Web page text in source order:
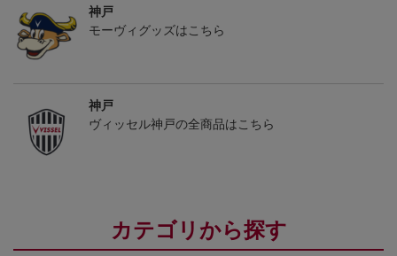
神戸
モーヴィグッズはこちら
神戸
ヴィッセル神戸の全商品はこちら
カテゴリから探す